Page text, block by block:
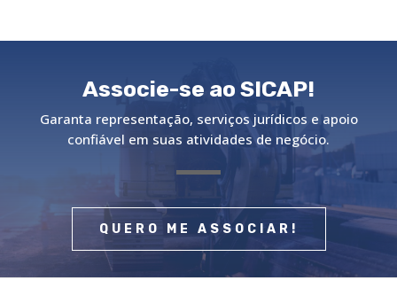
Associe-se ao SICAP!
Garanta representação, serviços jurídicos e apoio
confiável em suas atividades de negócio.
QUERO ME ASSOCIAR!